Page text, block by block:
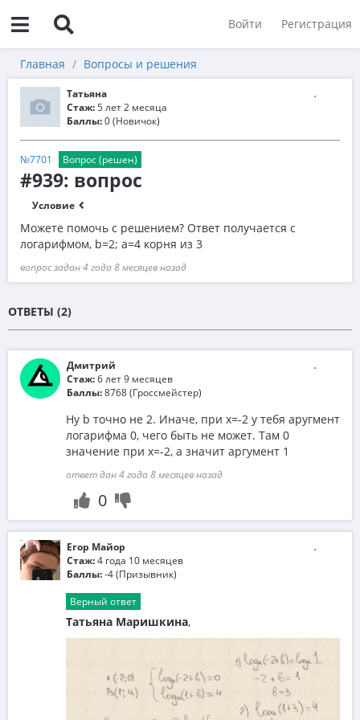
Войти Регистрация
Главная Вопросы и решения
Татьяна
Стаж:5 лет 2 месяца
Баллы:0 (Новичок)
№7701 Вопрос (решен)
#939: вопрос
Условие
Можете помочь с решением? Ответ получается с
логарифмом, b=2; а=4 корня из 3
вопрос задан 4 года 8 месяцев назад
ОТВЕТЫ (2)
Дмитрий
Стаж:6 лет 9 месяцев
Баллы:8768 (Гроссмейстер)
Ну b точно не 2. Иначе, при х=-2 у тебя аругмент
логарифма 0, чего быть не может. Там 0
значение при х=-2, а значит аргумент 1
ответ дан 4 года 8 месяцев назад
0
Егор Майор
Стаж:4 года 10 месяцев
Баллы:-4 (Призывник)
Верный ответ
Татьяна Маришкина,